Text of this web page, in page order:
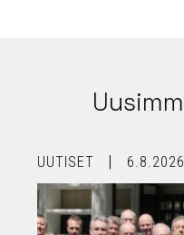
UUTISET 6.8.2026